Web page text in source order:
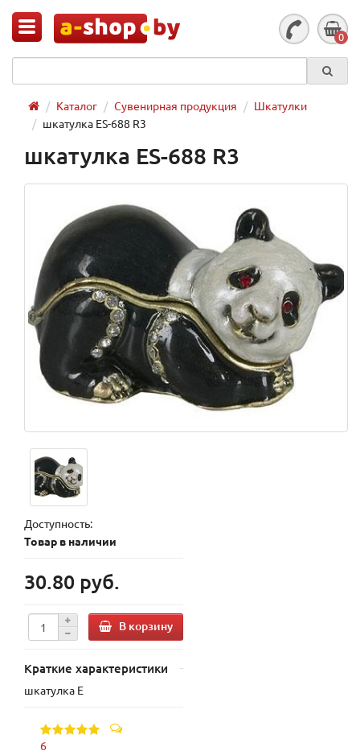
0
Каталог Сувенирная продукция
Шкатулки
шкатулка ES-688 R3
шкатулка ES-688 R3
Доступность:
Товар в наличии
30.80 руб.
В корзину
Краткие характеристики
шкатулка E
6